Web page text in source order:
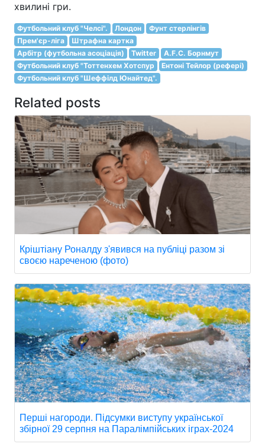
хвилині гри.
Футбольний клуб "Челсі". Лондон
Фунт стерлінгів
Прем'єр-ліга
Штрафна картка
Арбітр (футбольна асоціація)
Twitter
A.F.C. Борнмут
Футбольний клуб "Тоттенхем Хотспур
Ентоні Тейлор (рефері)
Футбольний клуб "Шеффілд Юнайтед".
Related posts
Кріштіану Роналду з'явився на публіці разом зі
своєю нареченою (фото)
Перші нагороди. Підсумки виступу української
збірної 29 серпня на Паралімпійських іграх-2024